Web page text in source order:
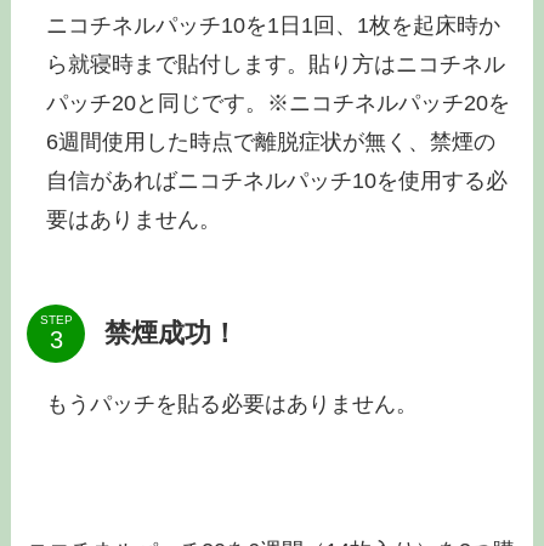
ニコチネルパッチ10を1日1回、1枚を起床時か
ら就寝時まで貼付します。貼り方はニコチネル
パッチ20と同じです。※ニコチネルパッチ20を
6週間使用した時点で離脱症状が無く、禁煙の
自信があればニコチネルパッチ10を使用する必
要はありません。
STEP 禁煙成功！
もうパッチを貼る必要はありません。